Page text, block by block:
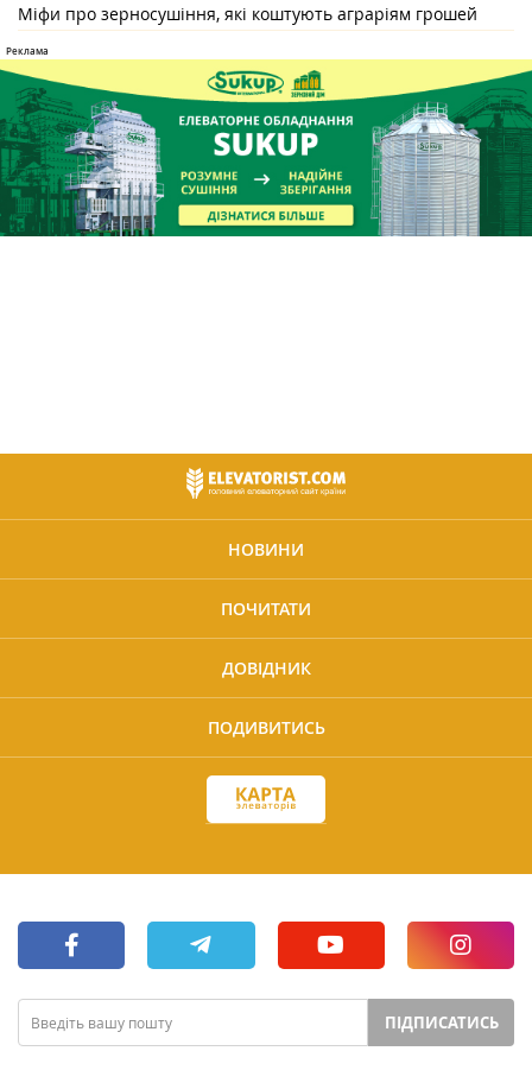
Міфи про зерносушіння, які коштують аграріям грошей
НОВИНИ
ПОЧИТАТИ
ДОВІДНИК
ПОДИВИТИСЬ
ПІДПИСАТИСЬ